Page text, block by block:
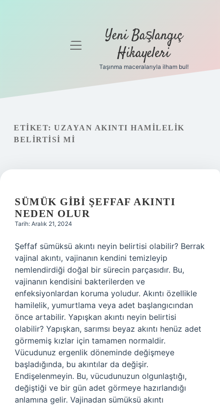
Gizlilik
Yasal Uyarı
menüyü
Yeni Başlangıç
Hikayeleri
Taşınma maceralarıyla ilham bul!
ETIKET: UZAYAN AKINTI HAMILELIK
BELIRTISI MI
SÜMÜK GIBI ŞEFFAF AKINTI
NEDEN OLUR
Tarih: Aralık 21, 2024
Şeffaf sümüksü akıntı neyin belirtisi olabilir? Berrak
vajinal akıntı, vajinanın kendini temizleyip
nemlendirdiği doğal bir sürecin parçasıdır. Bu,
vajinanın kendisini bakterilerden ve
enfeksiyonlardan koruma yoludur. Akıntı özellikle
hamilelik, yumurtlama veya adet başlangıcından
önce artabilir. Yapışkan akıntı neyin belirtisi
olabilir? Yapışkan, sarımsı beyaz akıntı henüz adet
görmemiş kızlar için tamamen normaldir.
Vücudunuz ergenlik döneminde değişmeye
başladığında, bu akıntılar da değişir.
Endişelenmeyin. Bu, vücudunuzun olgunlaştığı,
değiştiği ve bir gün adet görmeye hazırlandığı
anlamına gelir. Vajinadan sümüksü akıntı